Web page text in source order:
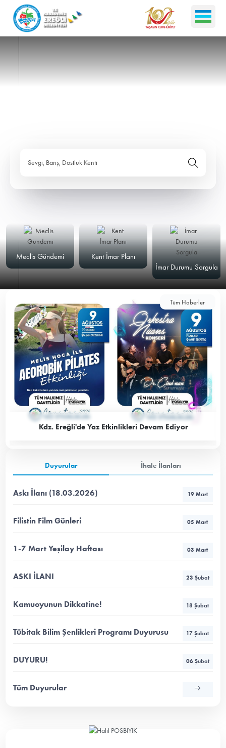
Sevgi, Barış, Dostluk Kenti
Meclis Gündemi
Kent İmar Planı
İmar Durumu Sorgula
Tüm Haberler
Kdz. Ereğli'de Yaz Etkinlikleri Devam Ediyor
Duyurular İhale İlanları
Askı İlanı (18.03.2026) 19 Mart
Filistin Film Günleri 05 Mart
1-7 Mart Yeşilay Haftası 03 Mart
ASKI İLANI 23 Şubat
Kamuoyunun Dikkatine! 18 Şubat
Tübitak Bilim Şenlikleri Programı Duyurusu 17 Şubat
DUYURU! 06 Şubat
Tüm Duyurular